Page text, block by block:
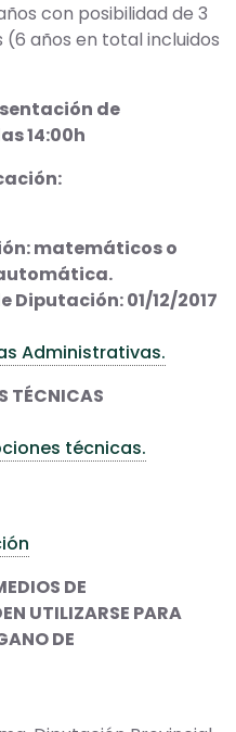
con posibilidad de 3
años en total incluidos
de
14:00h
matemáticos o
Diputación: 01/12/2017
Administrativas.
TÉCNICAS
técnicas.
DE
UTILIZARSE PARA
DE